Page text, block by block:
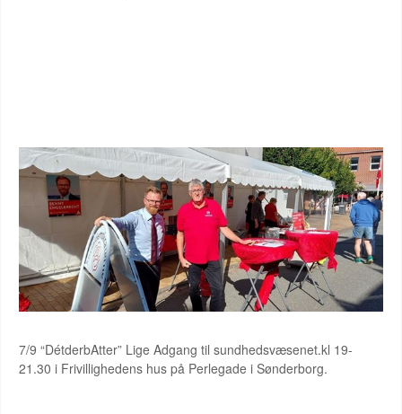
7/9 “DétderbAtter” Lige Adgang til sundhedsvæsenet.kl 19-
21.30 i Frivillighedens hus på Perlegade i Sønderborg.